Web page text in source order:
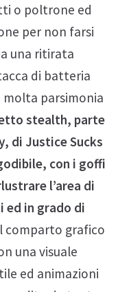
o poltrone ed
per non farsi
una ritirata
di batteria
parsimonia
stealth, parte
di Justice Sucks
con i goffi
l’area di
ed in grado di
comparto grafico
una visuale
ed animazioni